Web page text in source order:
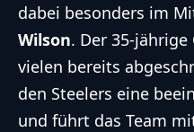
dabei besonders im
Wilson. Der 35-jährige
vielen bereits
den Steelers eine
und führt das Team